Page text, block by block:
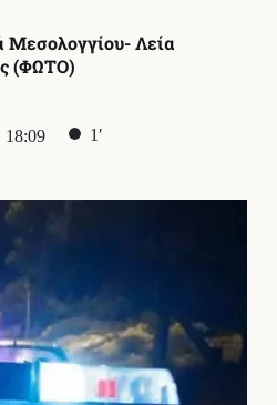
Μεσολογγίου- Λεία
(ΦΩΤΟ)
18:09
1′